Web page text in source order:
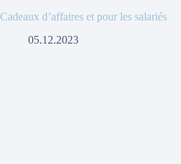
Cadeaux d’affaires et pour les salariés
05.12.2023